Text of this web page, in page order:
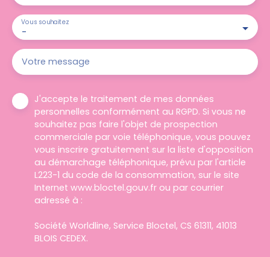
-
Vous souhaitez
Votre message
J'accepte le traitement de mes données
personnelles conformément au RGPD. Si vous ne
souhaitez pas faire l'objet de prospection
commerciale par voie téléphonique, vous pouvez
vous inscrire gratuitement sur la liste d'opposition
au démarchage téléphonique, prévu par l'article
L223-1 du code de la consommation, sur le site
Internet www.bloctel.gouv.fr ou par courrier
adressé à :
Société Worldline, Service Bloctel, CS 61311, 41013
BLOIS CEDEX.